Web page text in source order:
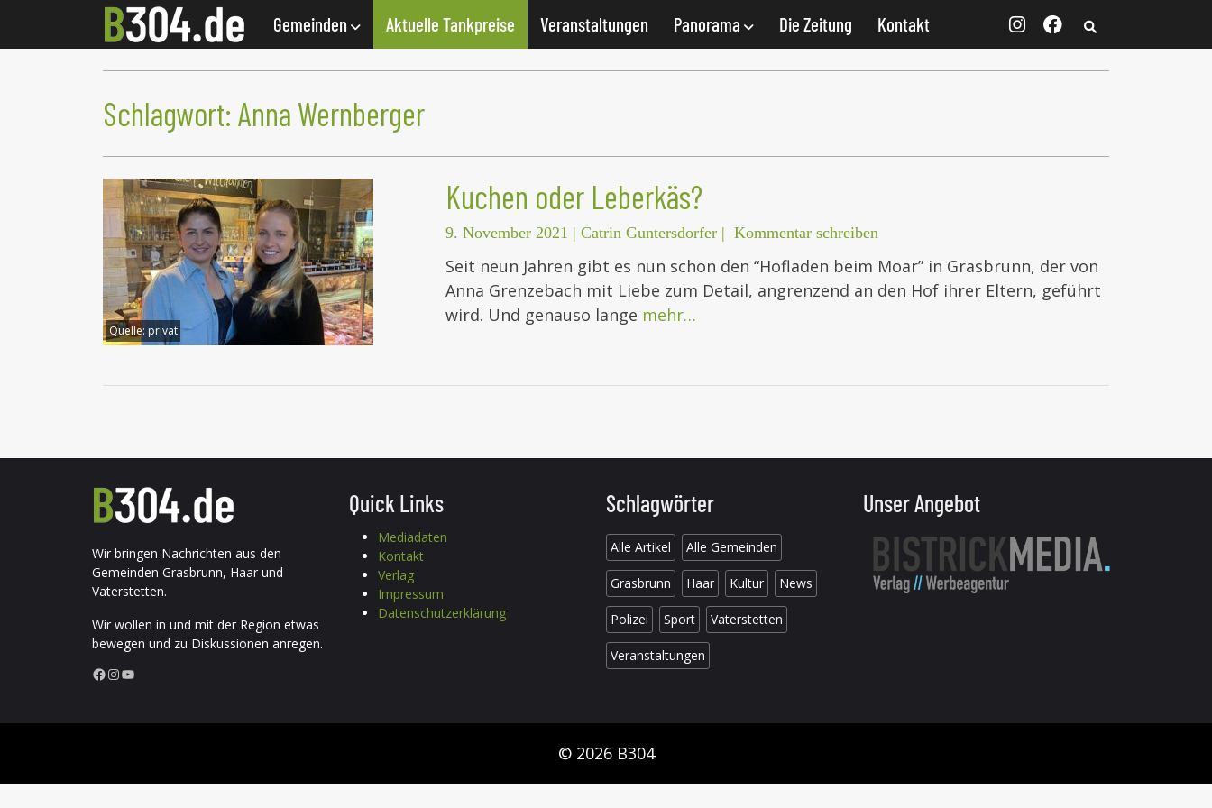
Gemeinden Aktuelle Tankpreise Veranstaltungen Panorama Die Zeitung Kontakt
Schlagwort: Anna Wernberger
Quelle: privat
Kuchen oder Leberkäs?
9. November 2021 | Catrin Guntersdorfer | Kommentar schreiben
Seit neun Jahren gibt es nun schon den “Hofladen beim Moar” in Grasbrunn, der von
Anna Grenzebach mit Liebe zum Detail, angrenzend an den Hof ihrer Eltern, geführt
wird. Und genauso lange mehr…
Wir bringen Nachrichten aus den
Gemeinden Grasbrunn, Haar und
Vaterstetten.
Wir wollen in und mit der Region etwas
bewegen und zu Diskussionen anregen.
Facebook InstagramYouTube
Quick Links
Mediadaten
Kontakt
Verlag
Impressum
Datenschutzerklärung
Schlagwörter
Alle Artikel Alle Gemeinden
Grasbrunn Haar Kultur News
Polizei Sport Vaterstetten
Veranstaltungen
Unser Angebot
© 2026 B304